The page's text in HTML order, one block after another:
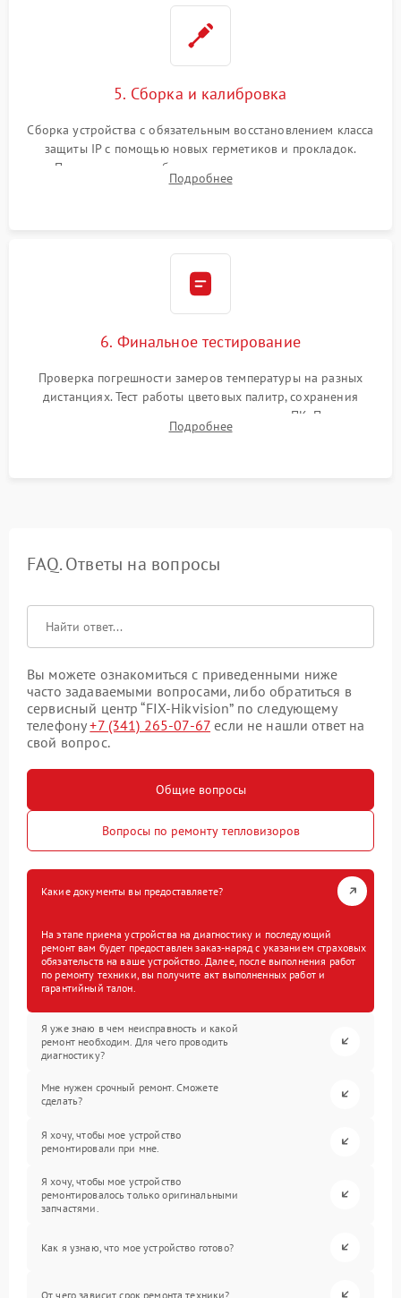
5. Сборка и калибровка
Сборка устройства с обязательным восстановлением класса
защиты IP с помощью новых герметиков и прокладок.
Программная калибровка матрицы по эталонному
абсолютно черному телу для точного измерения температур.
Подробнее
6. Финальное тестирование
Проверка погрешности замеров температуры на разных
дистанциях. Тест работы цветовых палитр, сохранения
термограмм в память и передачи данных на ПК. Проверка
автономности работы и итоговый контроль качества.
Подробнее
FAQ. Ответы на вопросы
Вы можете ознакомиться с приведенными ниже
часто задаваемыми вопросами, либо обратиться в
сервисный центр “FIX-Hikvision” по следующему
телефону+7 (341) 265-07-67 если не нашли ответ на
свой вопрос.
Общие вопросы
Вопросы по ремонту тепловизоров
Какие документы вы предоставляете?
На этапе приема устройства на диагностику и последующий
ремонт вам будет предоставлен заказ-наряд с указанием страховых
обязательств на ваше устройство. Далее, после выполнения работ
по ремонту техники, вы получите акт выполненных работ и
гарантийный талон.
Я уже знаю в чем неисправность и какой
ремонт необходим. Для чего проводить
диагностику?
Мне нужен срочный ремонт. Сможете
сделать?
Я хочу, чтобы мое устройство
ремонтировали при мне.
Я хочу, чтобы мое устройство
ремонтировалось только оригинальными
запчастями.
Как я узнаю, что мое устройство готово?
От чего зависит срок ремонта техники?